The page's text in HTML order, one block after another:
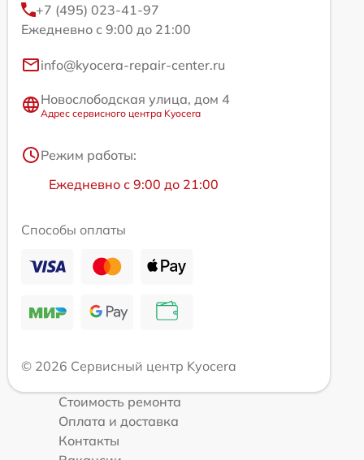
+7 (495) 023-41-97
Ежедневно с 9:00 до 21:00
info@kyocera-repair-center.ru
Новослободская улица, дом 4
Адрес сервисного центра Kyocera
Режим работы:
Ежедневно с 9:00 до 21:00
Способы оплаты
© 2026 Сервисный центр Kyocera
Стоимость ремонта
Оплата и доставка
Контакты